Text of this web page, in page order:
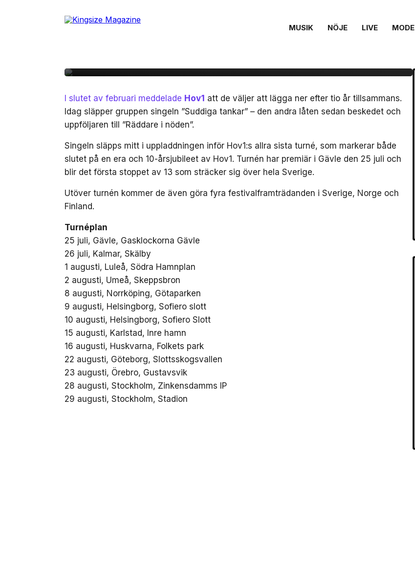
MUSIK NÖJE LIVE MODE
MUSIK 23 maj, 2025
Hov1 följer upp med nya singeln ”Suddiga
I slutet av februari meddelade Hov1 att de väljer att lägga ner efter tio år tillsammans.
Idag släpper gruppen singeln ”Suddiga tankar” – den andra låten sedan beskedet och
uppföljaren till ”Räddare i nöden”.
Singeln släpps mitt i uppladdningen inför Hov1:s allra sista turné, som markerar både
slutet på en era och 10-årsjubileet av Hov1. Turnén har premiär i Gävle den 25 juli och
blir det första stoppet av 13 som sträcker sig över hela Sverige.
Utöver turnén kommer de även göra fyra festivalframträdanden i Sverige, Norge och
Finland.
Turnéplan
25 juli, Gävle, Gasklockorna Gävle
26 juli, Kalmar, Skälby
1 augusti, Luleå, Södra Hamnplan
2 augusti, Umeå, Skeppsbron
8 augusti, Norrköping, Götaparken
9 augusti, Helsingborg, Sofiero slott
10 augusti, Helsingborg, Sofiero Slott
15 augusti, Karlstad, Inre hamn
16 augusti, Huskvarna, Folkets park
22 augusti, Göteborg, Slottsskogsvallen
23 augusti, Örebro, Gustavsvik
28 augusti, Stockholm, Zinkensdamms IP
29 augusti, Stockholm, Stadion